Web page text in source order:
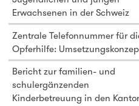
Erwachsenen in der Schweiz
Zentrale Telefonnummer für
Opferhilfe:
Bericht zur familien- und
schulergänzenden
Kinderbetreuung in den